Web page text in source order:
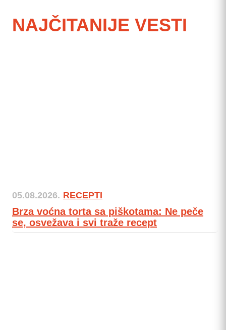
NAJČITANIJE VESTI
05.08.2026. RECEPTI
Brza voćna torta sa piškotama: Ne peče
se, osvežava i svi traže recept